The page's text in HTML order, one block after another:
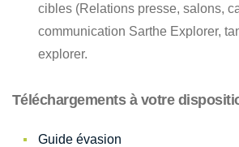
cibles (Relations presse, salons,
communication Sarthe Explorer,
explorer.
Téléchargements à votre
Guide évasion